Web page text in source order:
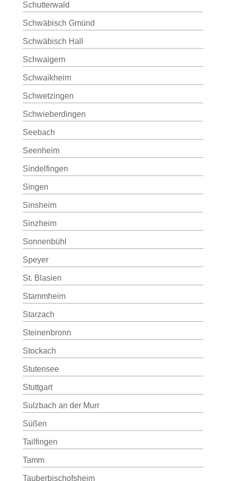
Schutterwald
Schwäbisch Gmünd
Schwäbisch Hall
Schwaigern
Schwaikheim
Schwetzingen
Schwieberdingen
Seebach
Seenheim
Sindelfingen
Singen
Sinsheim
Sinzheim
Sonnenbühl
Speyer
St. Blasien
Stammheim
Starzach
Steinenbronn
Stockach
Stutensee
Stuttgart
Sulzbach an der Murr
Süßen
Tailfingen
Tamm
Tauberbischofsheim